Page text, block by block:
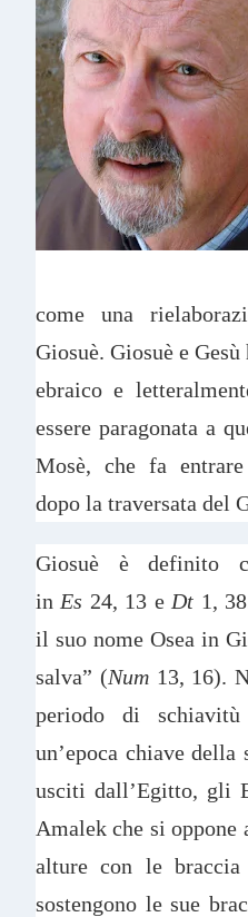
come una
Giosuè. Giosuè e
ebraico e
essere paragonata a
Mosè, che fa
dopo la traversata del
Giosuè è definito
in Es 24, 13 e Dt 1,
il suo nome Osea in
salva” (Num13, 16).
periodo di
un’epoca chiave della
usciti dall’Egitto, gli
Amalek che si oppone
alture con le
sostengono le sue